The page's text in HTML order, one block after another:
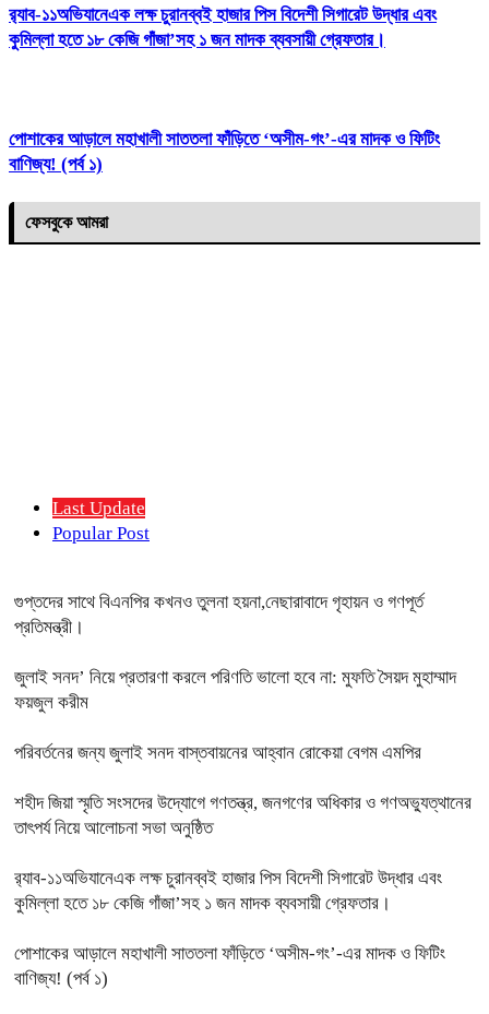
র‌্যাব-১১অভিযানেএক লক্ষ চুরানব্বই হাজার পিস বিদেশী সিগারেট উদ্ধার এবং
কুমিল্লা হতে ১৮ কেজি গাঁজা’সহ ১ জন মাদক ব্যবসায়ী গ্রেফতার।
পোশাকের আড়ালে মহাখালী সাততলা ফাঁড়িতে ‘অসীম-গং’-এর মাদক ও ফিটিং
বাণিজ্য! (পর্ব ১)
ফেসবুকে আমরা
Last Update
Popular Post
গুপ্তদের সাথে বিএনপির কখনও তুলনা হয়না,নেছারাবাদে গৃহায়ন ও গণপূর্ত
প্রতিমন্ত্রী।
জুলাই সনদ’ নিয়ে প্রতারণা করলে পরিণতি ভালো হবে না: মুফতি সৈয়দ মুহাম্মাদ
ফয়জুল করীম
পরিবর্তনের জন্য জুলাই সনদ বাস্তবায়নের আহ্বান রোকেয়া বেগম এমপির
শহীদ জিয়া স্মৃতি সংসদের উদ্যোগে গণতন্ত্র, জনগণের অধিকার ও গণঅভ্যুত্থানের
তাৎপর্য নিয়ে আলোচনা সভা অনুষ্ঠিত
র‌্যাব-১১অভিযানেএক লক্ষ চুরানব্বই হাজার পিস বিদেশী সিগারেট উদ্ধার এবং
কুমিল্লা হতে ১৮ কেজি গাঁজা’সহ ১ জন মাদক ব্যবসায়ী গ্রেফতার।
পোশাকের আড়ালে মহাখালী সাততলা ফাঁড়িতে ‘অসীম-গং’-এর মাদক ও ফিটিং
বাণিজ্য! (পর্ব ১)